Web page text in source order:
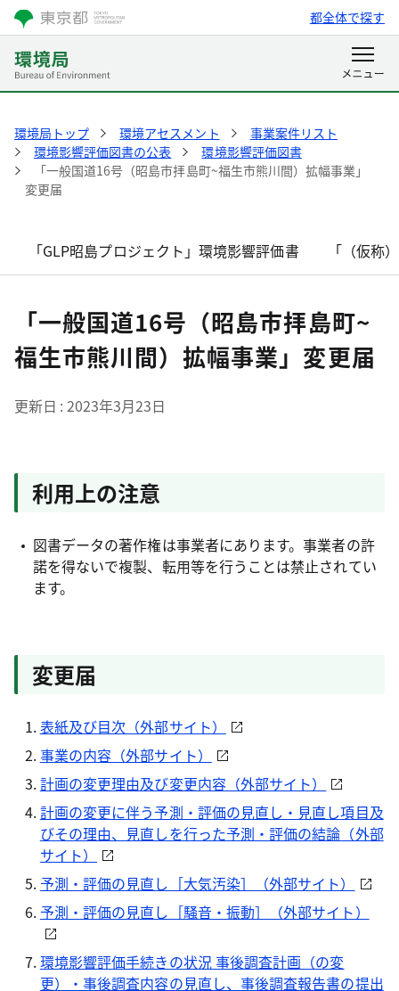
都全体で探す
環境局トップ 環境アセスメント
事業案件リスト
環境影響評価図書の公表
環境影響評価図書
「一般国道16号（昭島市拝島町~福生市熊川間）拡幅事業」
変更届
「GLP昭島プロジェクト」環境影響評価書 「（仮称
「一般国道16号（昭島市拝島町~
福生市熊川間）拡幅事業」変更届
更新日 2023年3月23日
利用上の注意
図書データの著作権は事業者にあります。事業者の許
諾を得ないで複製、転用等を行うことは禁止されてい
ます。
変更届
表紙及び目次（外部サイト）
事業の内容（外部サイト）
計画の変更理由及び変更内容（外部サイト）
計画の変更に伴う予測・評価の見直し・見直し項目及
びその理由、見直しを行った予測・評価の結論（外部
サイト）
予測・評価の見直し［大気汚染］（外部サイト）
予測・評価の見直し［騒音・振動］（外部サイト）
環境影響評価手続きの状況 事後調査計画（の変
更）・事後調査内容の見直し、事後調査報告書の提出